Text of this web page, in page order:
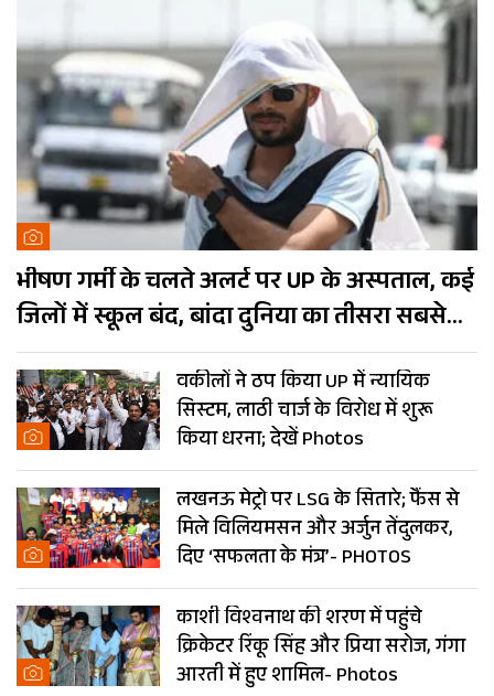
भीषण गर्मी के चलते अलर्ट पर UP के अस्पताल, कई
जिलों में स्कूल बंद, बांदा दुनिया का तीसरा सबसे
गर्म शहर
वकीलों ने ठप किया UP में न्यायिक
सिस्टम, लाठी चार्ज के विरोध में शुरू
किया धरना; देखें Photos
लखनऊ मेट्रो पर LSG के सितारे; फैंस से
मिले विलियमसन और अर्जुन तेंदुलकर,
दिए ‘सफलता के मंत्र’- PHOTOS
काशी विश्वनाथ की शरण में पहुंचे
क्रिकेटर रिंकू सिंह और प्रिया सरोज, गंगा
आरती में हुए शामिल- Photos